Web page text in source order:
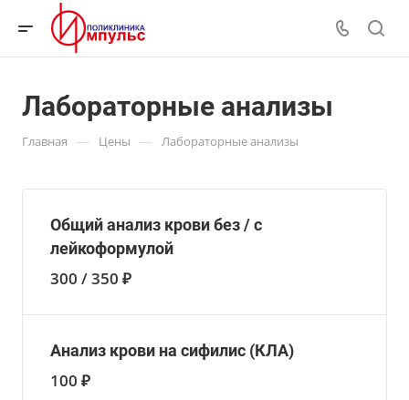
Лабораторные анализы
Главная — Цены — Лабораторные анализы
Общий анализ крови без / с
лейкоформулой
300 / 350 ₽
Анализ крови на сифилис (КЛА)
100 ₽